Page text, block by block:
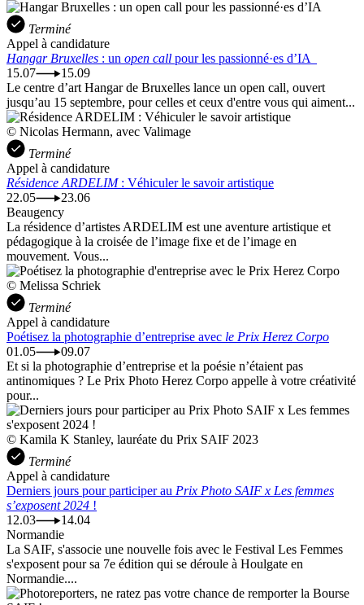
Terminé
Appel à candidature
Hangar Bruxelles : un open call pour les passionné·es d’IA
15.07
15.09
Le centre d’art Hangar de Bruxelles lance un open call, ouvert
jusqu’au 15 septembre, pour celles et ceux d'entre vous qui aiment...
© Nicolas Hermann, avec Valimage
Terminé
Appel à candidature
Résidence ARDELIM: Véhiculer le savoir artistique
22.05
23.06
Beaugency
La résidence d’artistes ARDELIM est une aventure artistique et
pédagogique à la croisée de l’image fixe et de l’image en
mouvement. Vous...
© Melissa Schriek
Terminé
Appel à candidature
Poétisez la photographie d’entreprise avec le Prix Herez Corpo
01.05
09.07
Et si la photographie d’entreprise et la poésie n’étaient pas
antinomiques ? Le Prix Photo Herez Corpo appelle à votre créativité
pour...
© Kamila K Stanley, lauréate du Prix SAIF 2023
Terminé
Appel à candidature
Derniers jours pour participer au Prix Photo SAIF x Les femmes
s’exposent 2024 !
12.03
14.04
Normandie
La SAIF, s'associe une nouvelle fois avec le Festival Les Femmes
s'exposent pour sa 7e édition qui se déroule à Houlgate en
Normandie....